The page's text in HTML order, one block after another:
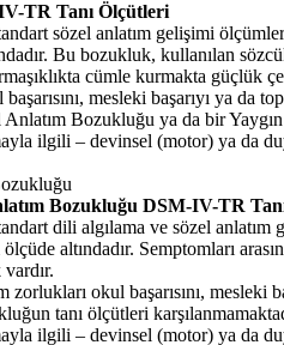
TR Tanı Ölçütleri
sözel anlatım gelişimi
Bu bozukluk, kullanılan
cümle kurmakta güçlük
mesleki başarıyı ya da
Bozukluğu ya da bir
ilgili – devinsel (motor) ya da
Bozukluğu DSM-IV-TR
dili algılama ve sözel
altındadır. Semptomları
zorlukları okul başarısını, mesleki
tanı ölçütleri
ilgili – devinsel (motor) ya da